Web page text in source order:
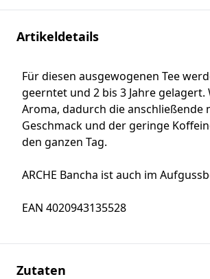
Artikeldetails
Für diesen ausgewogenen Tee
geerntet und 2 bis 3 Jahre
Aroma, dadurch die
Geschmack und der geringe
den ganzen Tag.
ARCHE Bancha ist auch im
EAN 4020943135528
Zutaten